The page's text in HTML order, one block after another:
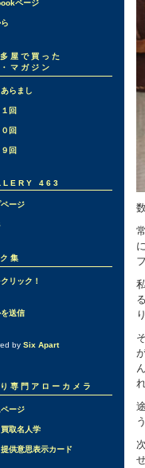
ページ
多屋で買った
マガジン
らまし
回
回
回
463
ページ
集
リック！
を送信
by Six Apart
専門アローカメラ
ージ
取名人学
供意思表示カード